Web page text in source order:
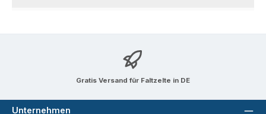
Gratis Versand für Faltzelte in DE
Unternehmen